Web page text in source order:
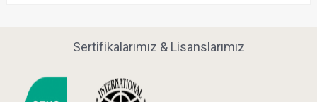
Sertifikalarımız & Lisanslarımız